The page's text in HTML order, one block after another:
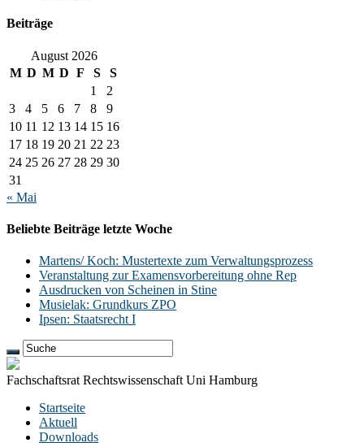
Beiträge
August 2026
M D M D F S
S
1
2
3
4 5 6 7 8
9
10 11 12 13 14 15 16
17 18 19 20 21 22 23
24 25 26 27 28 29 30
31
« Mai
Beliebte Beiträge letzte Woche
Martens/ Koch: Mustertexte zum Verwaltungsprozess
Veranstaltung zur Examensvorbereitung ohne Rep
Ausdrucken von Scheinen in Stine
Musielak: Grundkurs ZPO
Ipsen: Staatsrecht I
Fachschaftsrat Rechtswissenschaft Uni Hamburg
Startseite
Aktuell
Downloads